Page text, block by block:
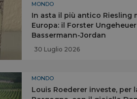
MONDO
In asta il più antico Riesling
Europa: il Forster Ungeheuer
Bassermann-Jordan
30 Luglio 2026
MONDO
Louis Roederer investe, per